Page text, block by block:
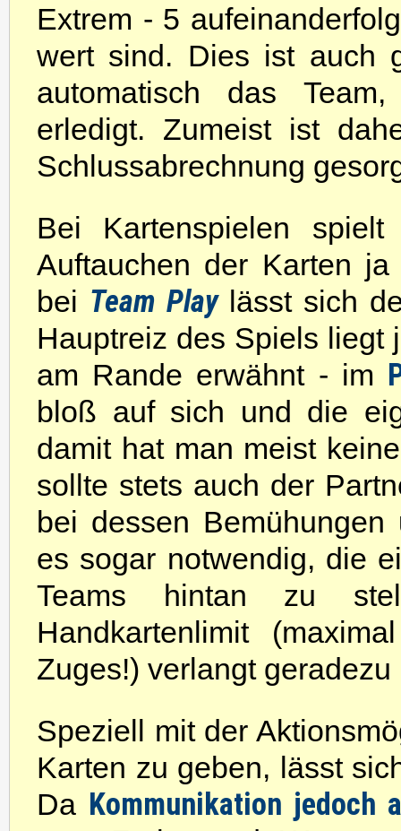
Extrem - 5
wert sind. Dies ist auch
automatisch das
erledigt. Zumeist ist
Schlussabrechnung
Bei Kartenspielen
Auftauchen der Karten
bei Team Playlässt sich
Hauptreiz des Spiels liegt
am Rande erwähnt - im
bloß auf sich und die
damit hat man meist
sollte stets auch der
bei dessen
es sogar notwendig, die
Teams hintan zu
Handkartenlimit
Zuges!) verlangt
Speziell mit der
Karten zu geben, lässt
Da Kommunikation jedoch